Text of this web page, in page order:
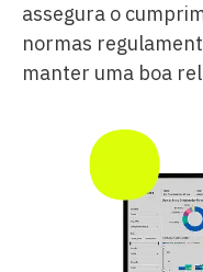
assegura o
normas
manter uma boa